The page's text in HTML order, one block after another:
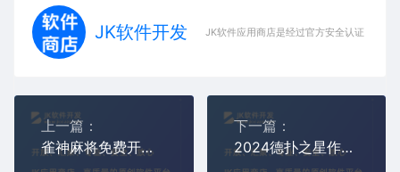
JK软件开发 JK软件应用商店是经过官方安全认证，保障
上一篇：
雀神麻将免费开挂神器(雀神麻将小程序透视作弊辅助)
下一篇：
2024德扑之星作弊辅助插件(教你玩德州扑克透视看牌)